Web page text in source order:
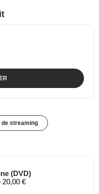
streaming
(DVD)
20,00 €